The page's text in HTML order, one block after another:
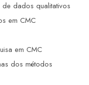
dados qualitativos
em CMC
em CMC
dos métodos